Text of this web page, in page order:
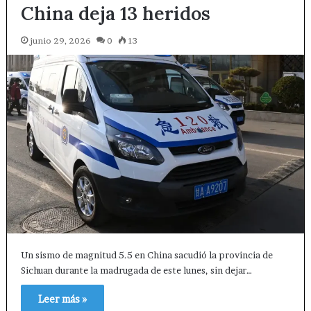
China deja 13 heridos
junio 29, 2026 0 13
Un sismo de magnitud 5.5 en China sacudió la provincia de
Sichuan durante la madrugada de este lunes, sin dejar…
Leer más »